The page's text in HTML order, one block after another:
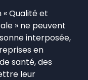
« Qualité et
» ne peuvent
interposée,
en
santé, des
leur